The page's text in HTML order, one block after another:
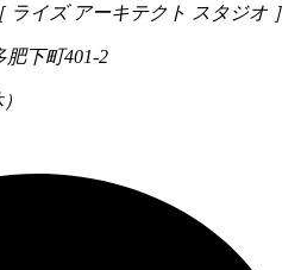
ライズ アーキテクト スタジオ ］
肥下町401-2